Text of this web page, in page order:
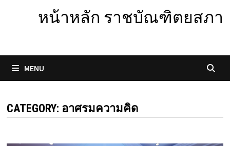
หน้าหลัก ราชบัณฑิตยสภา
MENU
CATEGORY: อาศรมความคิด